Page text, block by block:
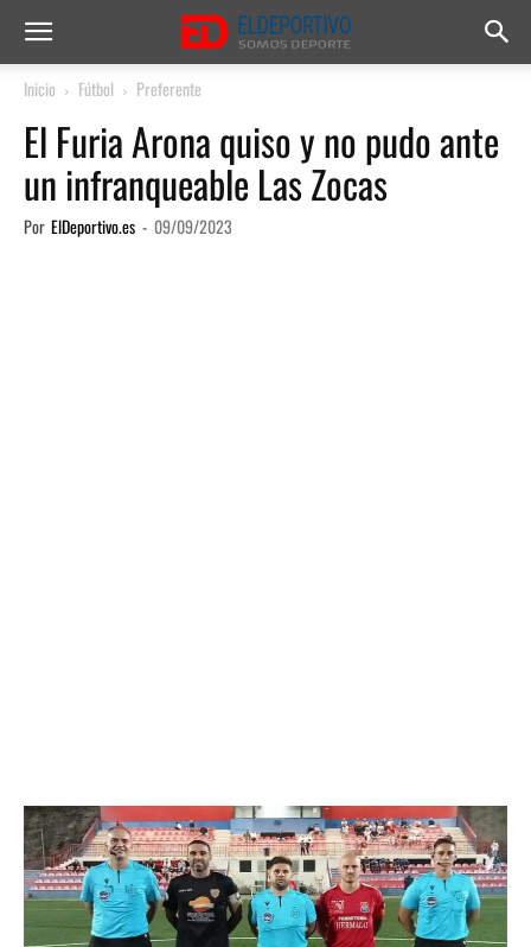
Inicio Fútbol Preferente
El Furia Arona quiso y no pudo ante
un infranqueable Las Zocas
Por ElDeportivo.es - 09/09/2023